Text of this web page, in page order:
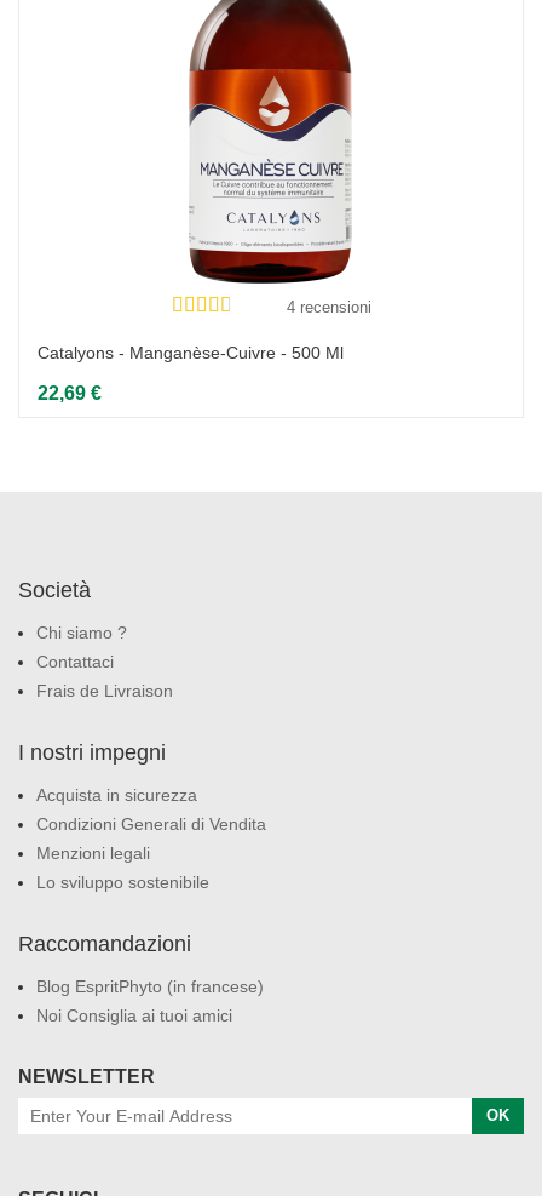
4 recensioni
Catalyons - Manganèse-Cuivre - 500 Ml
22,69 €
Società
Chi siamo ?
Contattaci
Frais de Livraison
I nostri impegni
Acquista in sicurezza
Condizioni Generali di Vendita
Menzioni legali
Lo sviluppo sostenibile
Raccomandazioni
Blog EspritPhyto (in francese)
Noi Consiglia ai tuoi amici
NEWSLETTER
OK